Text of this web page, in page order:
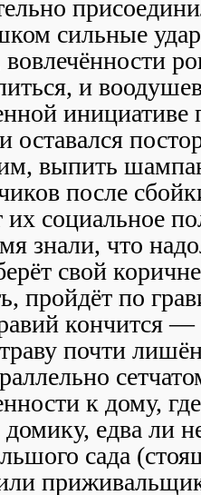
сильные
и
оставался
выпить
после
социальное
знали, что
свой
пройдёт по
кончится
почти
к дому,
домику, едва ли
сада